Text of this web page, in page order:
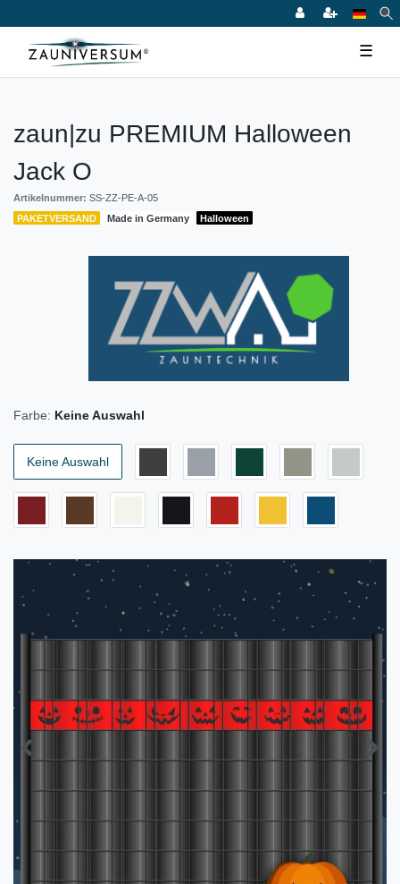
☰
zaun|zu PREMIUM Halloween
Jack O
Artikelnummer: SS-ZZ-PE-A-05
PAKETVERSAND
Made in Germany Halloween
Farbe: Keine Auswahl
Keine Auswahl